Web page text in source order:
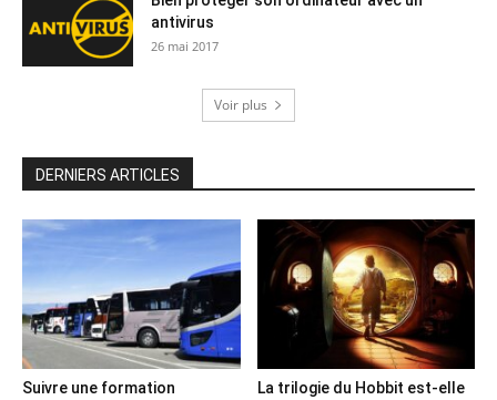
antivirus
26 mai 2017
Voir plus
DERNIERS ARTICLES
Suivre une formation
La trilogie du Hobbit est-elle